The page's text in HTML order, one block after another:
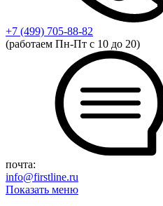
+7 (499) 705-88-82
(работаем Пн-Пт с 10 до 20)
почта:
info@firstline.ru
Показать меню